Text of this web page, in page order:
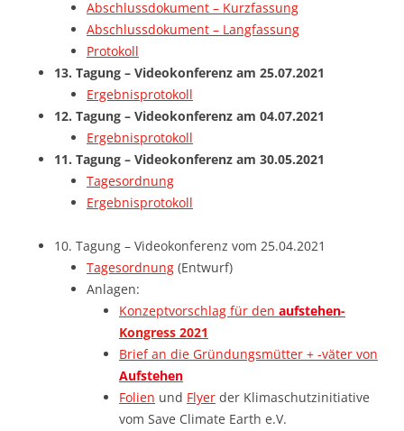
Abschlussdokument – Kurzfassung
Abschlussdokument – Langfassung
Protokoll
13. Tagung – Videokonferenz am 25.07.2021
Ergebnisprotokoll
12. Tagung – Videokonferenz am 04.07.2021
Ergebnisprotokoll
11. Tagung – Videokonferenz am 30.05.2021
Tagesordnung
Ergebnisprotokoll
10. Tagung – Videokonferenz vom 25.04.2021
Tagesordnung (Entwurf)
Anlagen:
Konzeptvorschlag für den aufstehen-
Kongress 2021
Brief an die Gründungsmütter + -väter von
Aufstehen
Folien und Flyer der Klimaschutzinitiative
vom Save Climate Earth e.V.